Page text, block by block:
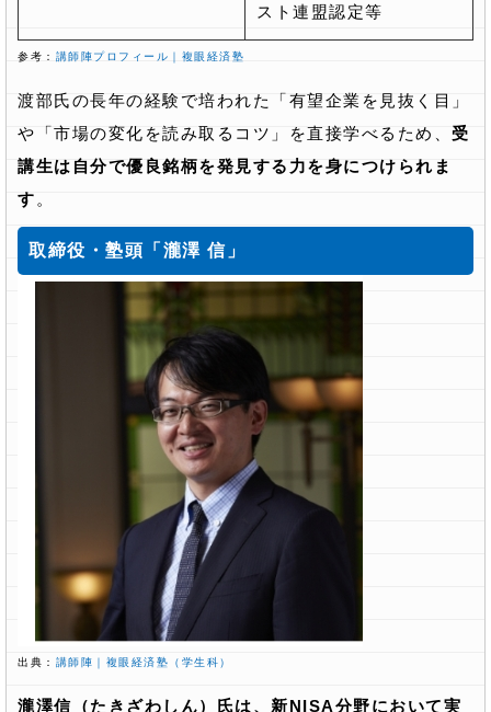
スト連盟認定等
参考： 講師陣プロフィール｜複眼経済塾
渡部氏の長年の経験で培われた「有望企業を見抜く目」
や「市場の変化を読み取るコツ」を直接学べるため、 受
講生は自分で優良銘柄を発見する力を身につけられま
す 。
取締役・塾頭「瀧澤 信」
出典： 講師陣｜複眼経済塾（学生科）
瀧澤信（たきざわしん）氏は、新NISA分野において実